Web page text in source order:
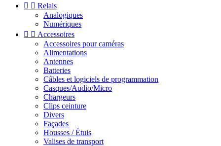
  Relais
Analogiques
Numériques
  Accessoires
Accessoires pour caméras
Alimentations
Antennes
Batteries
Câbles et logiciels de programmation
Casques/Audio/Micro
Chargeurs
Clips ceinture
Divers
Façades
Housses / Étuis
Valises de transport